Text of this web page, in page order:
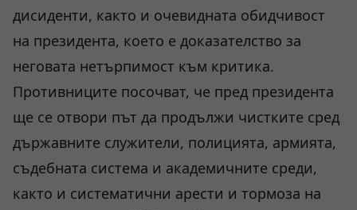
дисиденти, както и очевидната обидчивост
на президента, което е доказателство за
неговата нетърпимост към критика.
Противниците посочват, че пред президента
ще се отвори път да продължи чистките сред
държавните служители, полицията, армията,
съдебната система и академичните среди,
както и систематични арести и тормоза на